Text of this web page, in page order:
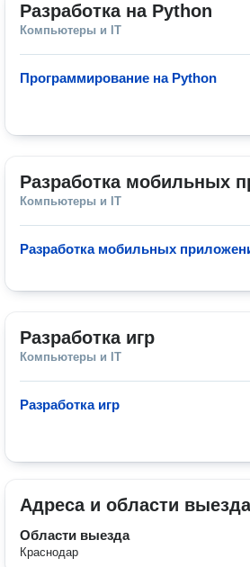
Разработка на Python
Компьютеры и IT
Программирование на Python
Разработка мобильных
Компьютеры и IT
Разработка мобильных
Разработка игр
Компьютеры и IT
Разработка игр
Адреса и области выезда
Области выезда
Краснодар